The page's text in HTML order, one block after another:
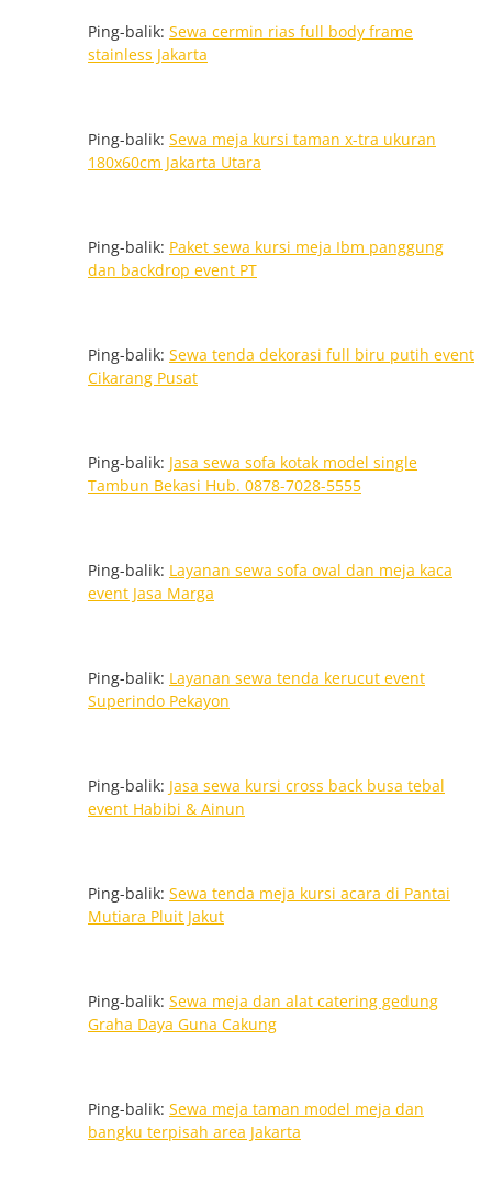
Ping-balik: Sewa cermin rias full body frame
stainless Jakarta
Ping-balik: Sewa meja kursi taman x-tra ukuran
180x60cm Jakarta Utara
Ping-balik: Paket sewa kursi meja Ibm panggung
dan backdrop event PT
Ping-balik: Sewa tenda dekorasi full biru putih event
Cikarang Pusat
Ping-balik: Jasa sewa sofa kotak model single
Tambun Bekasi Hub. 0878-7028-5555
Ping-balik: Layanan sewa sofa oval dan meja kaca
event Jasa Marga
Ping-balik: Layanan sewa tenda kerucut event
Superindo Pekayon
Ping-balik: Jasa sewa kursi cross back busa tebal
event Habibi & Ainun
Ping-balik: Sewa tenda meja kursi acara di Pantai
Mutiara Pluit Jakut
Ping-balik: Sewa meja dan alat catering gedung
Graha Daya Guna Cakung
Ping-balik: Sewa meja taman model meja dan
bangku terpisah area Jakarta